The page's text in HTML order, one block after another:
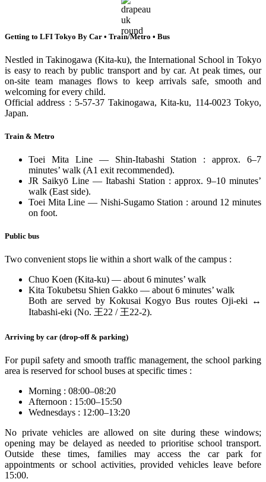
Getting to LFI Tokyo By Car • Train/Metro • Bus
Nestled in Takinogawa (Kita-ku), the International School in Tokyo
is easy to reach by public transport and by car. At peak times, our
on-site team manages flows to keep arrivals safe, smooth and
welcoming for every child.
Official address : 5-57-37 Takinogawa, Kita-ku, 114-0023 Tokyo,
Japan.
Train & Metro
Toei Mita Line — Shin-Itabashi Station : approx. 6–7
minutes’ walk (A1 exit recommended).
JR Saikyō Line — Itabashi Station : approx. 9–10 minutes’
walk (East side).
Toei Mita Line — Nishi-Sugamo Station : around 12 minutes
on foot.
Public bus
Two convenient stops lie within a short walk of the campus :
Chuo Koen (Kita-ku) — about 6 minutes’ walk
Kita Tokubetsu Shien Gakko — about 6 minutes’ walk
Both are served by Kokusai Kogyo Bus routes Oji-eki ↔
Itabashi-eki (No. 王22 /王22-2).
Arriving by car (drop-off & parking)
For pupil safety and smooth traffic management, the school parking
area is reserved for school buses at specific times :
Morning : 08:00–08:20
Afternoon : 15:00–15:50
Wednesdays : 12:00–13:20
No private vehicles are allowed on site during these windows;
opening may be delayed as needed to prioritise school transport.
Outside these times, families may access the car park for
appointments or school activities, provided vehicles leave before
15:00.